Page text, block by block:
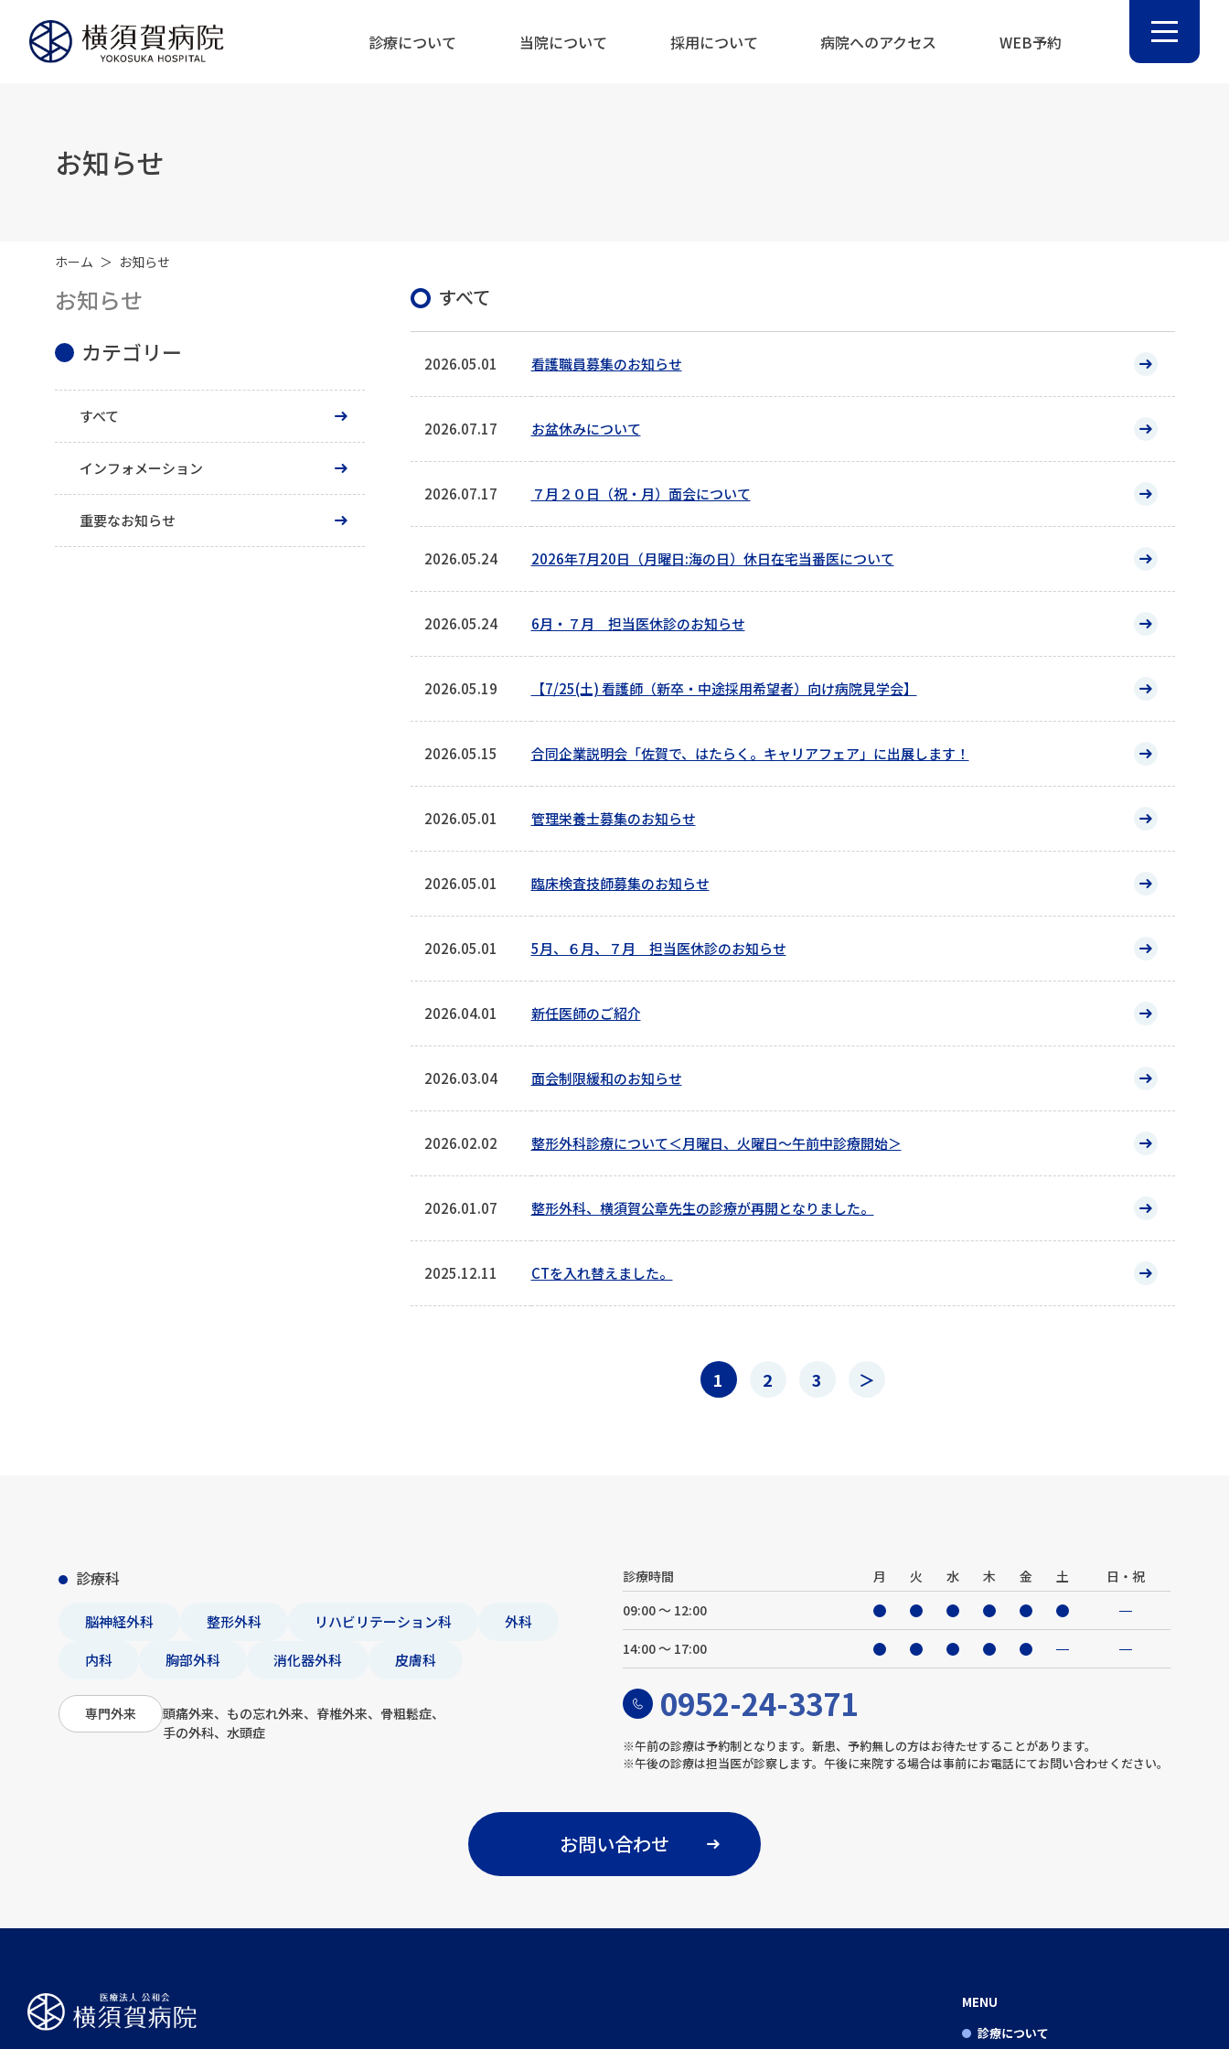
診療について 当院について 採用について 病院へのアクセス WEB予約
お知らせ
ホーム お知らせ
すべて
2026.05.01 看護職員募集のお知らせ
2026.07.17 お盆休みについて
2026.07.17 ７月２０日（祝・月）面会について
2026.05.24 2026年7月20日（月曜日:海の日）休日在宅当番医について
2026.05.24 6月・７月 担当医休診のお知らせ
2026.05.19 【7/25(土) 看護師（新卒・中途採用希望者）向け病院見学会】
2026.05.15 合同企業説明会「佐賀で、はたらく。キャリアフェア」に出展します！
2026.05.01 管理栄養士募集のお知らせ
2026.05.01 臨床検査技師募集のお知らせ
2026.05.01 5月、６月、７月 担当医休診のお知らせ
2026.04.01 新任医師のご紹介
2026.03.04 面会制限緩和のお知らせ
2026.02.02 整形外科診療について＜月曜日、火曜日～午前中診療開始＞
2026.01.07 整形外科、横須賀公章先生の診療が再開となりました。
2025.12.11 CTを入れ替えました。
1 2 3 ＞
お知らせ
カテゴリー
すべて
インフォメーション
重要なお知らせ
診療科
脳神経外科 整形外科 リハビリテーション科
外科
内科
胸部外科 消化器外科 皮膚科
専門外来
頭痛外来、もの忘れ外来、脊椎外来、骨粗鬆症、
手の外科、水頭症
診療時間 月 火 水 木 金 土
日・祝
09:00 ～ 12:00
14:00 ～ 17:00
0952-24-3371
※午前の診療は予約制となります。新患、予約無しの方はお待たせすることがあります。
※午後の診療は担当医が診察します。午後に来院する場合は事前にお電話にてお問い合わせください。
お問い合わせ
MENU
診療について